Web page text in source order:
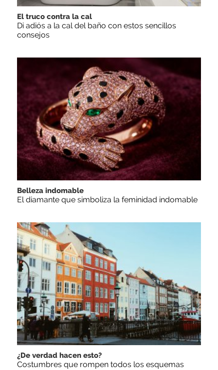
El truco contra la cal
Di adiós a la cal del baño con estos sencillos
consejos
Belleza indomable
El diamante que simboliza la feminidad indomable
¿De verdad hacen esto?
Costumbres que rompen todos los esquemas